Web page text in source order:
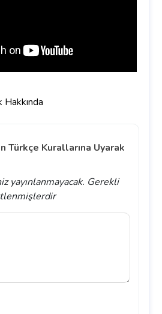
Hakkında
Türkçe Kurallarına Uyarak
yayınlanmayacak. Gerekli